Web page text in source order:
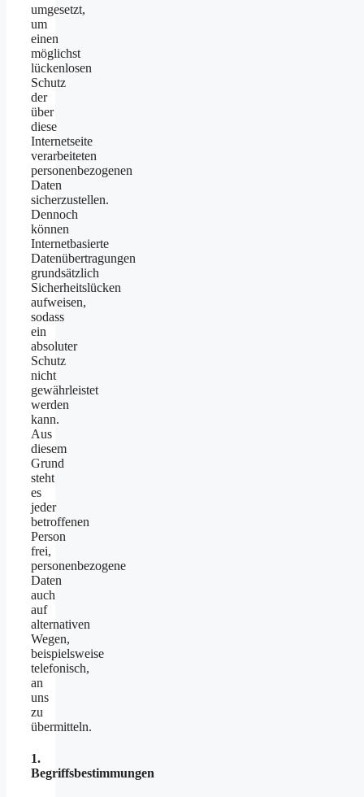
umgesetzt,
um
einen
möglichst
lückenlosen
Schutz
der
über
diese
Internetseite
verarbeiteten
personenbezogenen
Daten
sicherzustellen.
Dennoch
können
Internetbasierte
Datenübertragungen
grundsätzlich
Sicherheitslücken
aufweisen,
sodass
ein
absoluter
Schutz
nicht
gewährleistet
werden
kann.
Aus
diesem
Grund
steht
es
jeder
betroffenen
Person
frei,
personenbezogene
Daten
auch
auf
alternativen
Wegen,
beispielsweise
telefonisch,
an
uns
zu
übermitteln.
1.
Begriffsbestimmungen